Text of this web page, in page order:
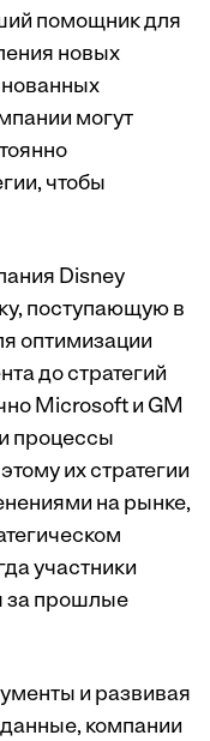
помощник для
новых
могут
чтобы
Disney
поступающую в
оптимизации
до стратегий
Microsoft и GM
процессы
их стратегии
на рынке,
участники
за прошлые
и развивая
компании